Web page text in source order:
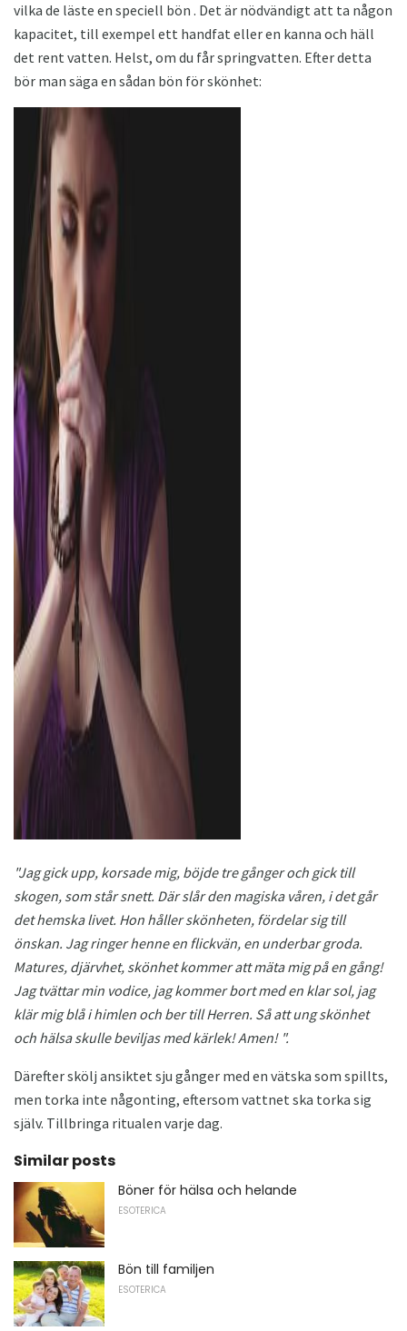
vilka de läste en speciell bön . Det är nödvändigt att ta någon
kapacitet, till exempel ett handfat eller en kanna och häll
det rent vatten. Helst, om du får springvatten. Efter detta
bör man säga en sådan bön för skönhet:
ad
"Jag gick upp, korsade mig, böjde tre gånger och gick till
skogen, som står snett. Där slår den magiska våren, i det går
det hemska livet. Hon håller skönheten, fördelar sig till
önskan. Jag ringer henne en flickvän, en underbar groda.
Matures, djärvhet, skönhet kommer att mäta mig på en gång!
Jag tvättar min vodice, jag kommer bort med en klar sol, jag
klär mig blå i himlen och ber till Herren. Så att ung skönhet
och hälsa skulle beviljas med kärlek!Amen! ".
Därefter skölj ansiktet sju gånger med en vätska som spillts,
men torka inte någonting, eftersom vattnet ska torka sig
själv. Tillbringa ritualen varje dag.
Similar posts
Böner för hälsa och helande
ESOTERICA
Bön till familjen
ESOTERICA